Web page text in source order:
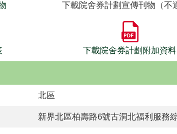
下載院舍券計劃宣傳刊物（不
下載院舍券計劃附加資料
北區
新界北區柏壽路6號古洞北福利服務